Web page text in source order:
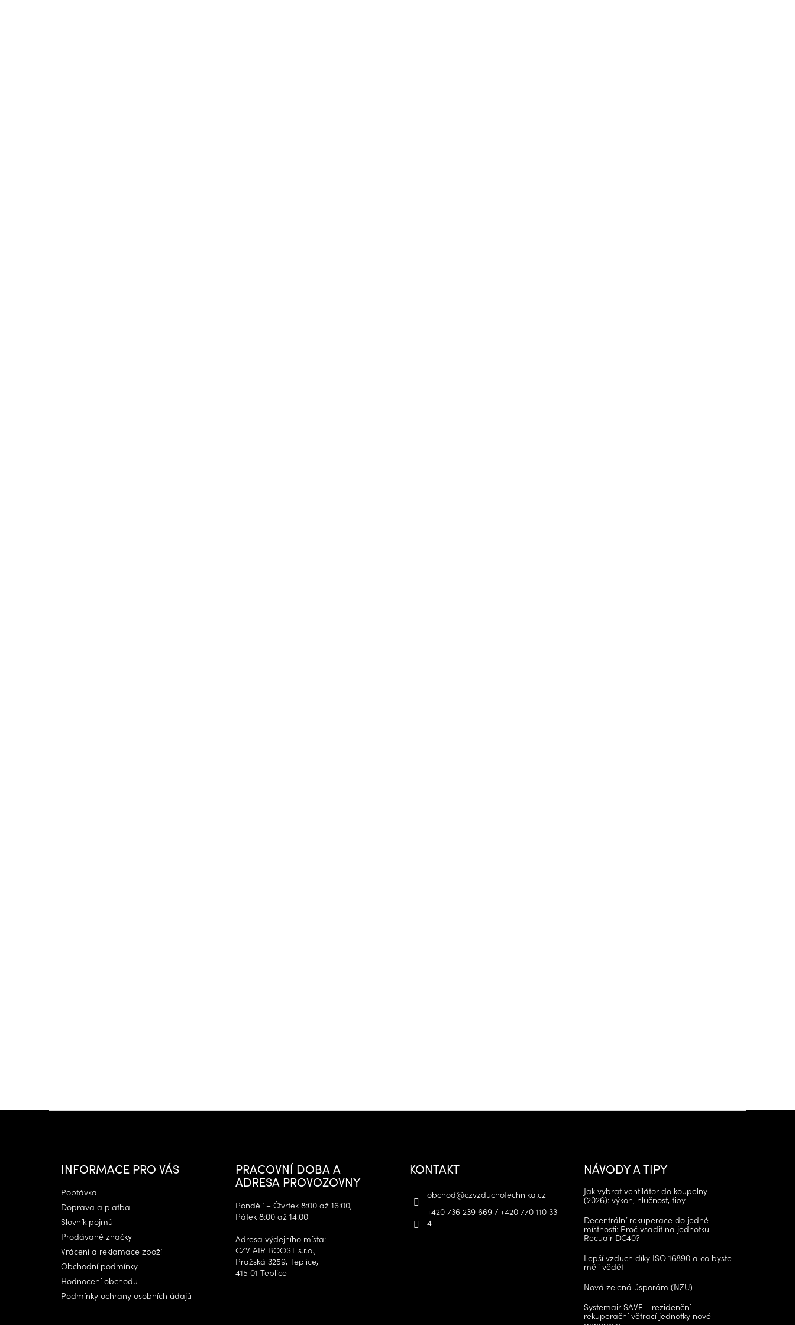
INFORMACE PRO VÁS
Poptávka
Doprava a platba
Slovník pojmů
Prodávané značky
Vrácení a reklamace zboží
Obchodní podmínky
Hodnocení obchodu
Podmínky ochrany osobních údajů
PRACOVNÍ DOBA A
ADRESA PROVOZOVNY
Pondělí – Čtvrtek 8:00 až 16:00,
Pátek 8:00 až 14:00
Adresa výdejního místa:
CZV AIR BOOST s.r.o.,
Pražská 3259, Teplice,
415 01 Teplice
KONTAKT
obchod@czvzduchotechnika.cz
+420 736 239 669 / +420 770 110 33
4
NÁVODY A TIPY
Jak vybrat ventilátor do koupelny
(2026): výkon, hlučnost, tipy
Decentrální rekuperace do jedné
místnosti: Proč vsadit na jednotku
Recuair DC40?
Lepší vzduch díky ISO 16890 a co byste
měli vědět
Nová zelená úsporám (NZU)
Systemair SAVE - rezidenční
rekuperační větrací jednotky nové